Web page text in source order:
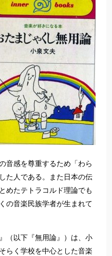
音感を尊重するため「わら
た人である。また日本の伝
めたテトラコルド理論でも
の音楽民族学者が生まれて
（以下『無用論』）は、小
らく学校を中心とした音楽